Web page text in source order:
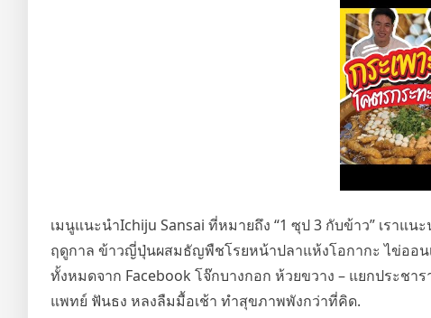
เมนูแนะนำIchiju Sansai ที่หมายถึง “1 ซุป 3 กับข้าว” เรา
ฤดูกาล ข้าวญี่ปุ่นผสมธัญพืชโรยหน้าปลาแห้งโอกากะ ไข่ออน
ทั้งหมดจาก Facebook โจ๊กบางกอก ห้วยขวาง – แยกประชา
แพทย์ ฟันธง หลงลืมมื้อเช้า ทำสุขภาพพังกว่าที่คิด.